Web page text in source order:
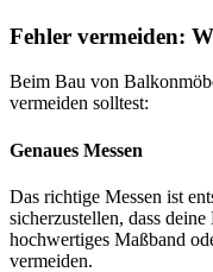
Fehler vermeiden:
Beim Bau von
vermeiden solltest:
Genaues Messen
Das richtige Messen ist
sicherzustellen, dass
hochwertiges Maßband
vermeiden.